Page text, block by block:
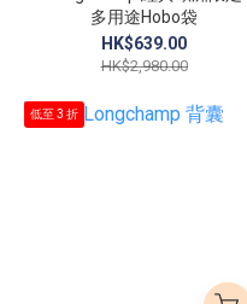
多用途Hobo袋
HK$639.00
HK$2,980.00
低至 3 折